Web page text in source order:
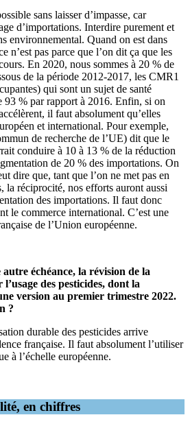
sans laisser d’impasse, car
d’importations. Interdire purement et
environnemental. Quand on est dans
n’est pas parce que l’on dit ça que les
En 2020, nous sommes à 20 % de
de la période 2012-2017, les CMR1
qui sont un sujet de santé
93 % par rapport à 2016. Enfin, si on
il faut absolument qu’elles
et international. Pour exemple,
de recherche de l’UE) dit que le
conduire à 10 à 13 % de la réduction
de 20 % des importations. On
dire que, tant que l’on ne met pas en
la réciprocité, nos efforts auront aussi
des importations. Il faut donc
le commerce international. C’est une
de l’Union européenne.
échéance, la révision de la
des pesticides, dont la
version au premier trimestre 2022.
?
durable des pesticides arrive
française. Il faut absolument l’utiliser
à l’échelle européenne.
en chiffres